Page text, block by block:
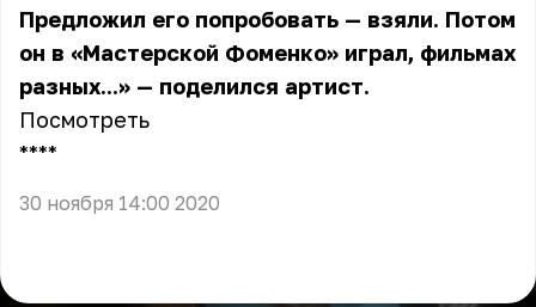
Предложил его попробовать — взяли. Потом
он в «Мастерской Фоменко» играл, фильмах
разных...» — поделился артист.
Посмотреть
** **
30 ноября 14:00 2020